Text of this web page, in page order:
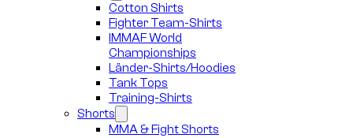
Cotton Shirts
Fighter Team-Shirts
IMMAF World
Championships
Länder-Shirts/Hoodies
Tank Tops
Training-Shirts
Shorts
MMA & Fight Shorts